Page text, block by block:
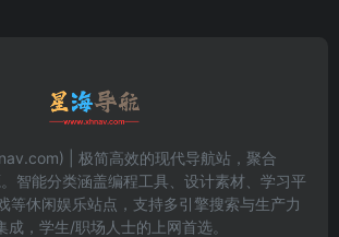
| 极简高效的现代导航站，聚合
智能分类涵盖编程工具、设计素材、学习平
等休闲娱乐站点，支持多引擎搜索与生产力
成，学生/职场人士的上网首选。